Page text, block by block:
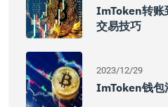
ImToken转账
交易技巧
2023/12/29
ImToken钱包